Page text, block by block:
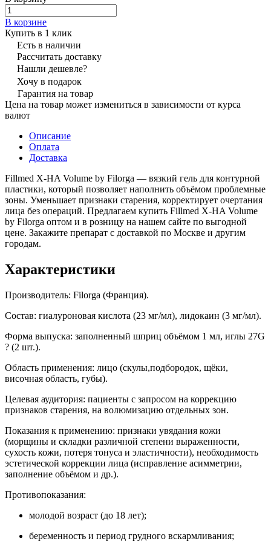
В корзине
Купить в 1 клик
Есть в наличии
Рассчитать доставку
Нашли дешевле?
Хочу в подарок
Гарантия на товар
Цена на товар может измениться в зависимости от курса
валют
Описание
Оплата
Доставка
Fillmed X-HA Volume by Filorga — вязкий гель для контурной
пластики, который позволяет наполнить объёмом проблемные
зоны. Уменьшает признаки старения, корректирует очертания
лица без операций. Предлагаем купить Fillmed X-HA Volume
by Filorga оптом и в розницу на нашем сайте по выгодной
цене. Закажите препарат с доставкой по Москве и другим
городам.
Характеристики
Производитель: Filorga (Франция).
Состав: гиалуроновая кислота (23 мг/мл), лидокаин (3 мг/мл).
Форма выпуска: заполненный шприц объёмом 1 мл, иглы 27G
? (2 шт.).
Область применения: лицо (скулы,подбородок, щёки,
височная область, губы).
Целевая аудитория: пациенты с запросом на коррекцию
признаков старения, на волюмизацию отдельных зон.
Показания к применению: признаки увядания кожи
(морщины и складки различной степени выраженности,
сухость кожи, потеря тонуса и эластичности), необходимость
эстетической коррекции лица (исправление асимметрии,
заполнение объёмом и др.).
Противопоказания:
молодой возраст (до 18 лет);
беременность и период грудного вскармливания;